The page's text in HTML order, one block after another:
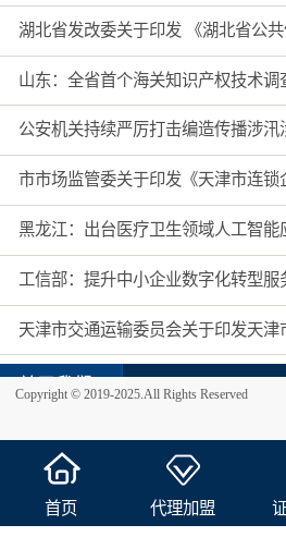
工信部：提升中小企业数字化转型服
关于我们
Copyright © 2019-2025.All Rights Reserved
首页 代理加盟